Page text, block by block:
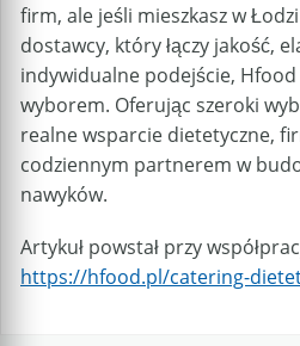
firm, ale jeśli mieszkasz w
dostawcy, który łączy jakość,
indywidualne podejście,
wyborem. Oferując szeroki
realne wsparcie dietetyczne,
codziennym partnerem w
nawyków.
Artykuł powstał przy
https://hfood.pl/catering-